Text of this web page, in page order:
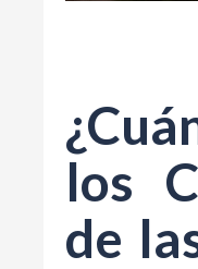
los
de